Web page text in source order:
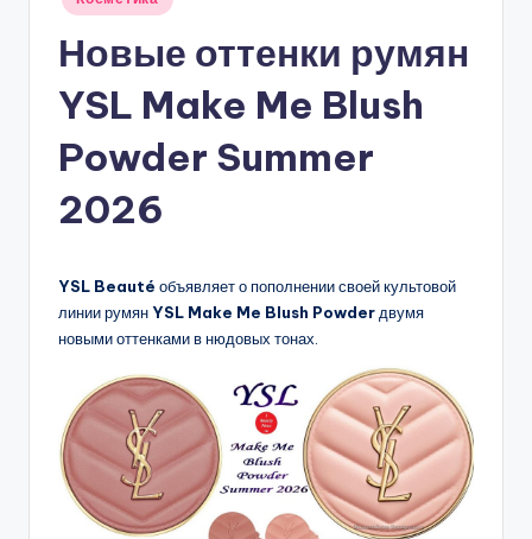
Новые оттенки румян
YSL Make Me Blush
Powder Summer
2026
YSL Beauté объявляет о пополнении своей культовой
линии румянYSL Make Me Blush Powder двумя
новыми оттенками в нюдовых тонах.